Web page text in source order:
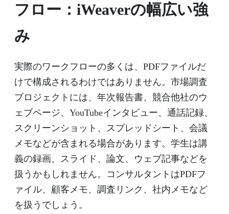
フロー：iWeaverの幅広い強
み
実際のワークフローの多くは、PDFファイルだ
けで構成されるわけではありません。市場調査
プロジェクトには、年次報告書、競合他社のウ
ェブページ、YouTubeインタビュー、通話記録、
スクリーンショット、スプレッドシート、会議
メモなどが含まれる場合があります。学生は講
義の録画、スライド、論文、ウェブ記事などを
扱うかもしれません。コンサルタントはPDFフ
ァイル、顧客メモ、調査リンク、社内メモなど
を扱うでしょう。